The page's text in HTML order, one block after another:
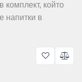
комплект, който
напитки в